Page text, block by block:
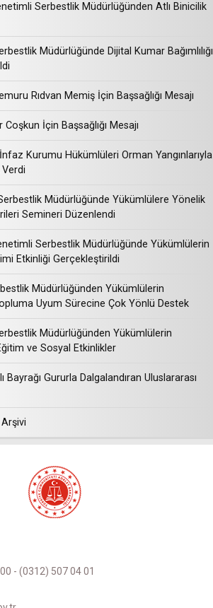
Serbestlik Müdürlüğünden Atlı Binicilik
Müdürlüğünde Dijital Kumar Bağımlılığı
Rıdvan Memiş İçin Başsağlığı Mesajı
İçin Başsağlığı Mesajı
Kurumu Hükümlüleri Orman Yangınlarıyla
Müdürlüğünde Yükümlülere Yönelik
Semineri Düzenlendi
Serbestlik Müdürlüğünde Yükümlülerin
Etkinliği Gerçekleştirildi
Müdürlüğünden Yükümlülerin
Uyum Sürecine Çok Yönlü Destek
Müdürlüğünden Yükümlülerin
ve Sosyal Etkinlikler
Bayrağı Gururla Dalgalandıran Uluslararası
- (0312) 507 04 01